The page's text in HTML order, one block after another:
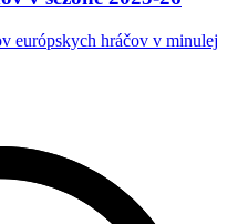
európskych hráčov v minulej